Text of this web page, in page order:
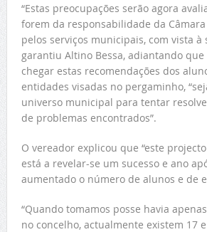
“Estas preocupações serão agora
forem da responsabilidade da
pelos serviços municipais, com vista à
garantiu Altino Bessa, adiantando
chegar estas recomendações dos
entidades visadas no pergaminho,
universo municipal para tentar
de problemas encontrados”.
O vereador explicou que “este
está a revelar-se um sucesso e ano
aumentado o número de alunos e de
“Quando tomamos posse havia
no concelho, actualmente existem 17